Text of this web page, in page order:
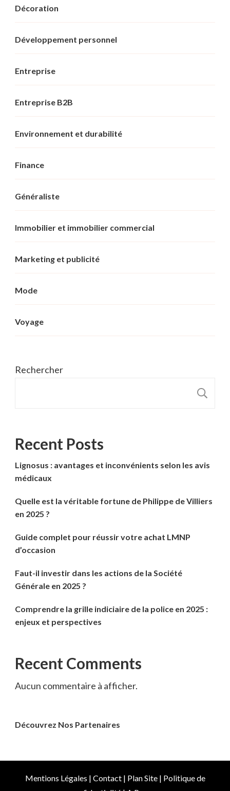
Décoration
Développement personnel
Entreprise
Entreprise B2B
Environnement et durabilité
Finance
Généraliste
Immobilier et immobilier commercial
Marketing et publicité
Mode
Voyage
Rechercher
Recent Posts
Lignosus : avantages et inconvénients selon les avis
médicaux
Quelle est la véritable fortune de Philippe de Villiers
en 2025 ?
Guide complet pour réussir votre achat LMNP
d’occasion
Faut-il investir dans les actions de la Société
Générale en 2025 ?
Comprendre la grille indiciaire de la police en 2025 :
enjeux et perspectives
Recent Comments
Aucun commentaire à afficher.
Découvrez Nos Partenaires
Mentions Légales | Contact| Plan Site| Politique de